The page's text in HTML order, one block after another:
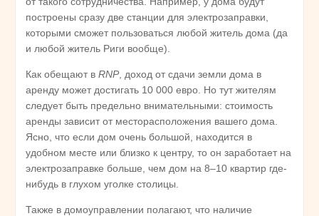
построены сразу две станции для электрозаправки,
которыми сможет пользоваться любой житель дома (да
и любой житель Риги вообще).
Как обещают в RNP, доход от сдачи земли дома в
аренду может достигать 10 000 евро. Но тут жителям
следует быть предельно внимательными: стоимость
аренды зависит от месторасположения вашего дома.
Ясно, что если дом очень большой, находится в
удобном месте или близко к центру, то он заработает на
электрозаправке больше, чем дом на 8–10 квартир где-
нибудь в глухом уголке столицы.
Также в домоуправлении полагают, что наличие